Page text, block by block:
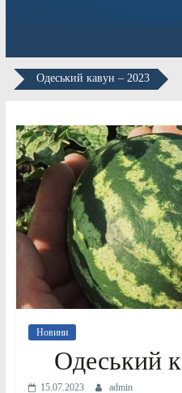
Одеський кавун – 2023
Новини
Одеський
15.07.2023 admin